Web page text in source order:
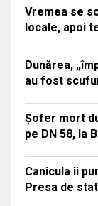
Vremea se
locale, apoi
Dunărea,
au fost
Șofer mort
pe DN 58, la
Canicula îi
Presa de